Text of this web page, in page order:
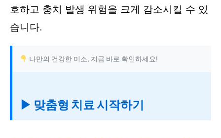
호하고 충치 발생 위험을 크게 감소시킬 수 있
습니다.
나만의 건강한 미소, 지금 바로 확인하세요!
▶ 맞춤형 치료 시작하기